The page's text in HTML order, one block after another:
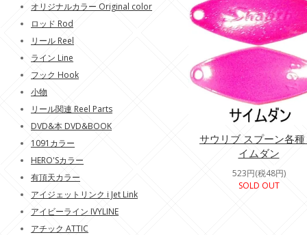
サウリブ スプーン各
イムダン
523円(税48円)
SOLD OUT
オリジナルカラー Original color
ロッド Rod
リール Reel
ライン Line
フック Hook
小物
リール関連 Reel Parts
DVD&本 DVD&BOOK
1091カラー
HERO'Sカラー
有頂天カラー
アイジェットリンク i Jet Link
アイビーライン IVYLINE
アチック ATTIC